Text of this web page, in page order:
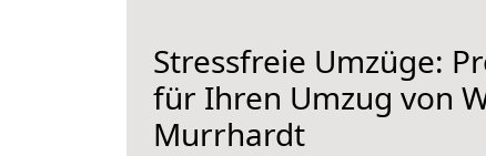
Stressfreie Umzüge:
für Ihren Umzug von
Murrhardt